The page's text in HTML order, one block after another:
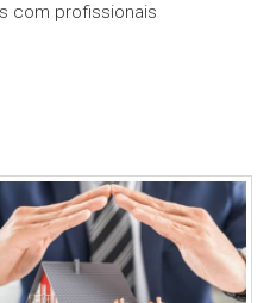
com profissionais